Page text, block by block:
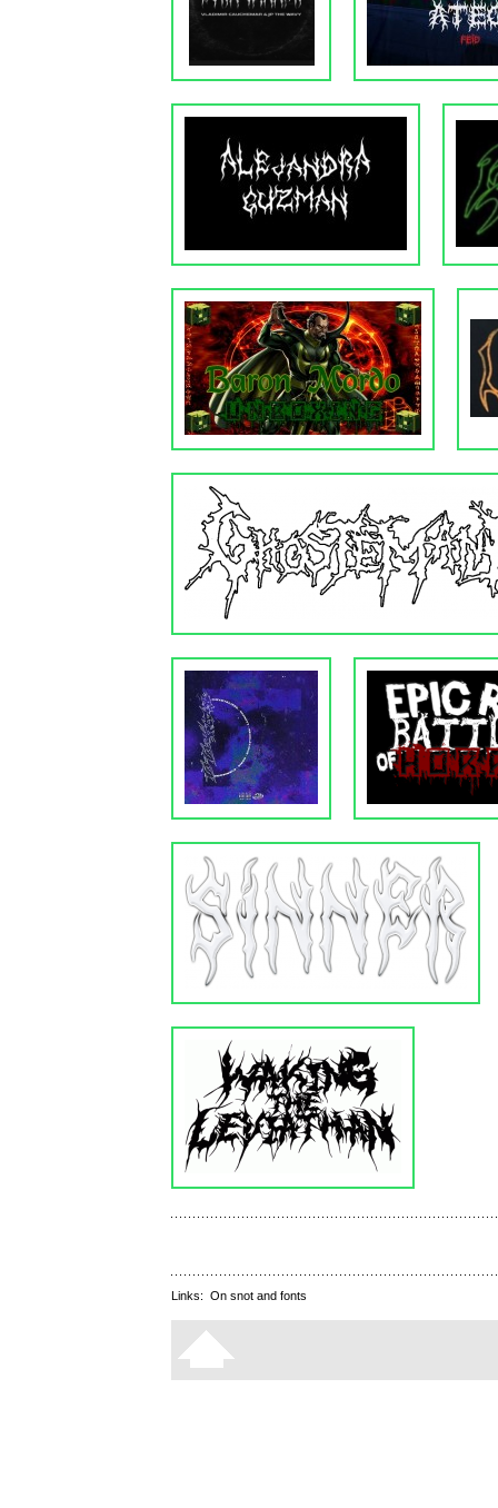
Links: On snot and fonts